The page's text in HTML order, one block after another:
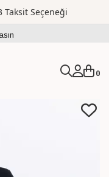
Taksit Seçeneği
0